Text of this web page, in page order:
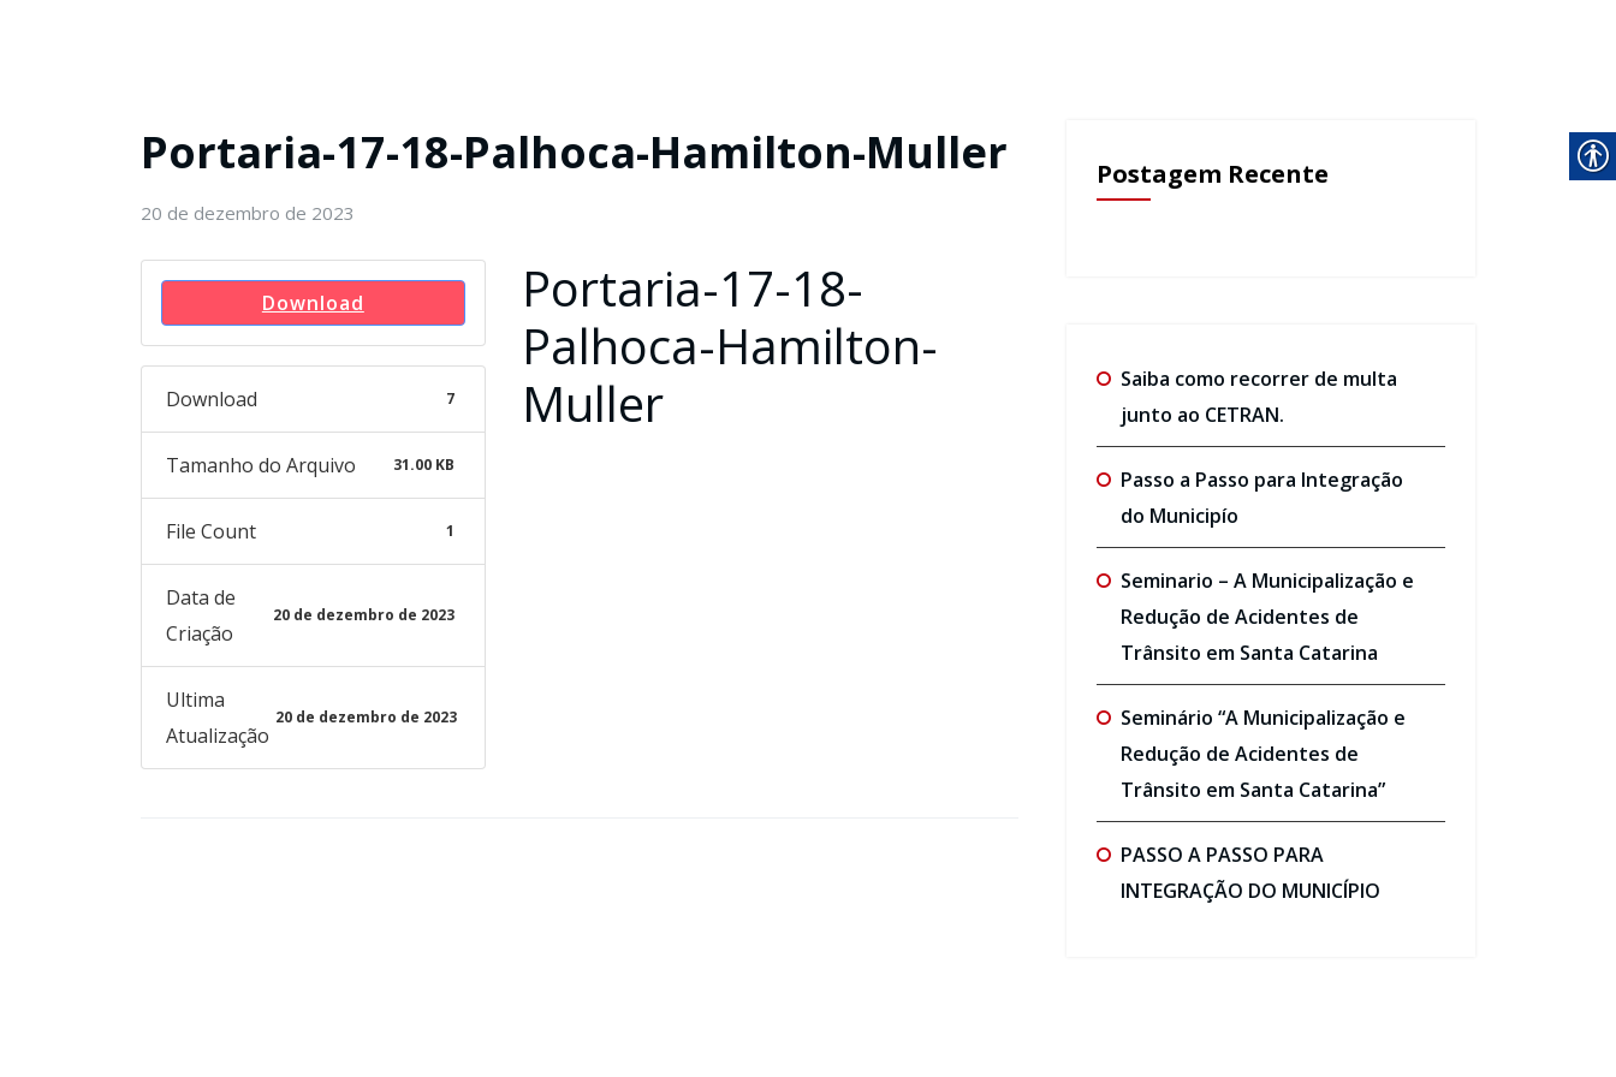
Portaria-17-18-Palhoca-Hamilton-Muller
20 de dezembro de 2023
Download
Download 7
Tamanho do Arquivo 31.00 KB
File Count 1
Data de
Criação
20 de dezembro de 2023
Ultima
Atualização
20 de dezembro de 2023
Portaria-17-18-
Palhoca-Hamilton-
Muller
Postagem Recente
Saiba como recorrer de multa
junto ao CETRAN.
Passo a Passo para Integração
do Municipío
Seminario – A Municipalização e
Redução de Acidentes de
Trânsito em Santa Catarina
Seminário “A Municipalização e
Redução de Acidentes de
Trânsito em Santa Catarina”
PASSO A PASSO PARA
INTEGRAÇÃO DO MUNICÍPIO